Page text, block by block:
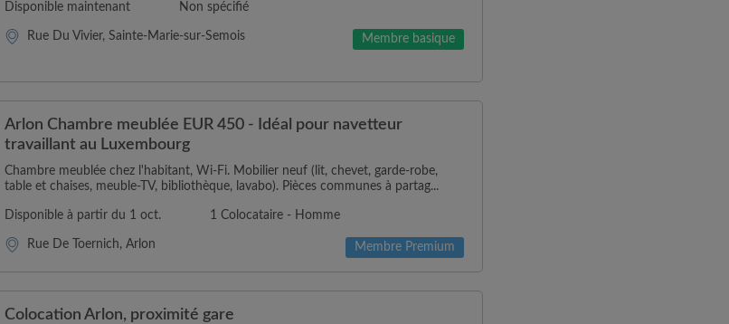
Disponible maintenant Non spécifié
Rue Du Vivier, Sainte-Marie-sur-Semois Membre basique
Arlon Chambre meublée EUR 450 - Idéal pour navetteur
travaillant au Luxembourg
Chambre meublée chez l'habitant, Wi-Fi. Mobilier neuf (lit, chevet, garde-robe,
table et chaises, meuble-TV, bibliothèque, lavabo). Pièces communes à partag...
Disponible à partir du 1 oct. 1 Colocataire - Homme
Rue De Toernich, Arlon Membre Premium
Colocation Arlon, proximité gare